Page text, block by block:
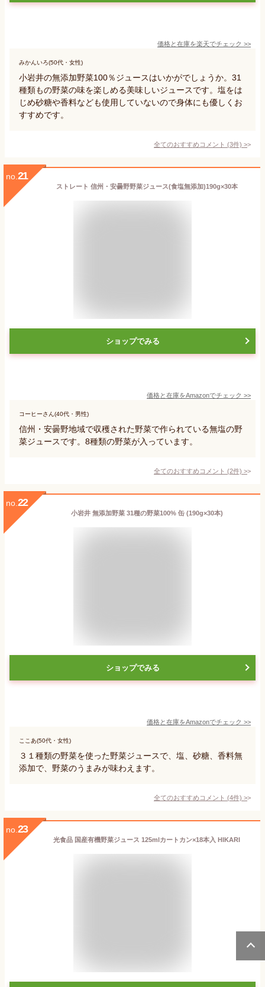
価格と在庫を楽天でチェック >>
みかんいろ(50代・女性)
小岩井の無添加野菜100％ジュースはいかがでしょうか。31
種類もの野菜の味を楽しめる美味しいジュースです。塩をは
じめ砂糖や香料なども使用していないので身体にも優しくお
すすめです。
全てのおすすめコメント (3件) >
no. 21
ストレート 信州・安曇野野菜ジュース(食塩無添加)190g×30本
ショップでみる
価格と在庫をAmazonでチェック >>
コーヒーさん(40代・男性)
信州・安曇野地域で収穫された野菜で作られている無塩の野
菜ジュースです。8種類の野菜が入っています。
全てのおすすめコメント (2件) >
no. 22
小岩井 無添加野菜 31種の野菜100% 缶 (190g×30本)
ショップでみる
価格と在庫をAmazonでチェック >>
ここあ(50代・女性)
３１種類の野菜を使った野菜ジュースで、塩、砂糖、香料無
添加で、野菜のうまみが味わえます。
全てのおすすめコメント (4件) >
no. 23
光食品 国産有機野菜ジュース 125mlカートカン×18本入 HIKARI